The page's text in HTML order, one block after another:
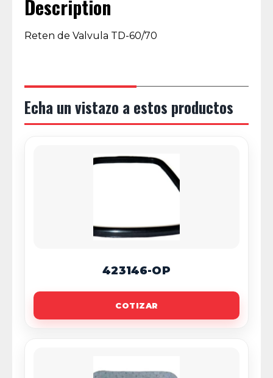
Description
Reten de Valvula TD-60/70
Echa un vistazo a estos productos
423146-OP
COTIZAR